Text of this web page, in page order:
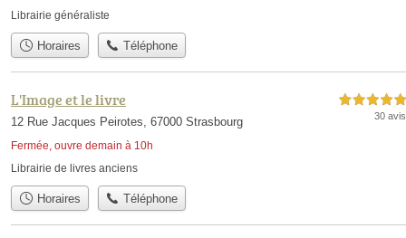
Librairie généraliste
Horaires Téléphone
L'Image et le livre
12 Rue Jacques Peirotes, 67000 Strasbourg
Fermée, ouvre demain à 10h
5,0 étoiles sur 5
30 avis
Librairie de livres anciens
Horaires Téléphone